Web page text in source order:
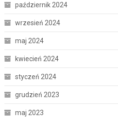
październik 2024
wrzesień 2024
maj 2024
kwiecień 2024
styczeń 2024
grudzień 2023
maj 2023